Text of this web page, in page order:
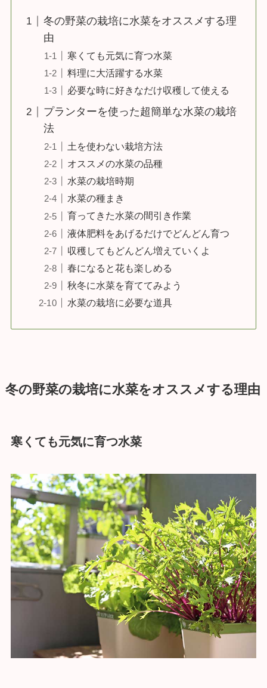
冬の野菜の栽培に水菜をオススメする理
由
寒くても元気に育つ水菜
料理に大活躍する水菜
必要な時に好きなだけ収穫して使える
プランターを使った超簡単な水菜の栽培
法
土を使わない栽培方法
オススメの水菜の品種
水菜の栽培時期
水菜の種まき
育ってきた水菜の間引き作業
液体肥料をあげるだけでどんどん育つ
収穫してもどんどん増えていくよ
春になると花も楽しめる
秋冬に水菜を育ててみよう
水菜の栽培に必要な道具
冬の野菜の栽培に水菜をオススメする理由
寒くても元気に育つ水菜